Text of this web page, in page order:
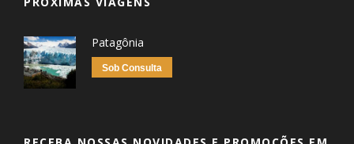
Patagônia
Sob Consulta